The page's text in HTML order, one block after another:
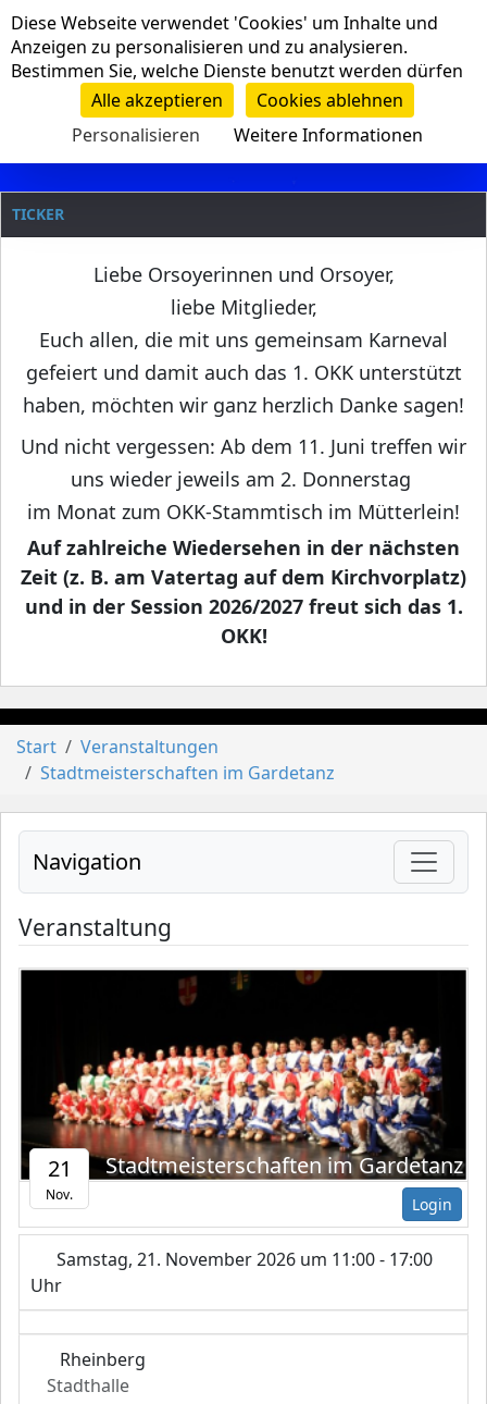
Navigation
Clanname
TICKER
Liebe Orsoyerinnen und Orsoyer,
liebe Mitglieder,
Euch allen, die mit uns gemeinsam Karneval
gefeiert und damit auch das 1. OKK unterstützt
haben, möchten wir ganz herzlich Danke sagen!
Und nicht vergessen: Ab dem 11. Juni treffen wir
uns wieder jeweils am 2. Donnerstag
im Monat zum OKK-Stammtisch im Mütterlein!
Auf zahlreiche Wiedersehen in der nächsten
Zeit (z. B. am Vatertag auf dem Kirchvorplatz)
und in der Session 2026/2027 freut sich das 1.
OKK!
Start
Veranstaltungen
Stadtmeisterschaften im Gardetanz
Navigation
Veranstaltung
21
Nov.
Stadtmeisterschaften im Gardetanz
Login
Samstag, 21. November 2026 um 11:00 - 17:00
Uhr
Rheinberg
Stadthalle
Cookie-Einstellungen
Diese Webseite verwendet 'Cookies' um Inhalte und
Anzeigen zu personalisieren und zu analysieren.
Bestimmen Sie, welche Dienste benutzt werden dürfen
Alle akzeptieren
Cookies ablehnen
Personalisieren
Weitere Informationen